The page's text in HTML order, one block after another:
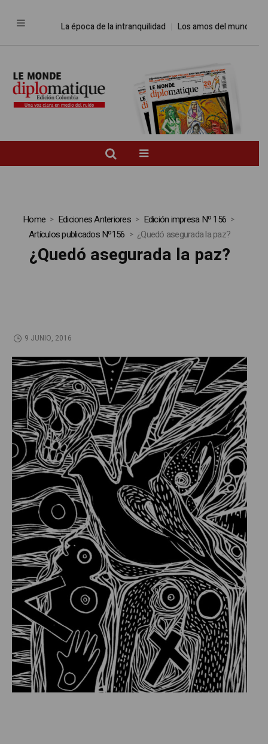
La época de la intranquilidad Los amos del mundo
Home Ediciones Anteriores
Edición impresa Nº 156
Artículos publicados Nº156
¿Quedó asegurada la paz?
¿Quedó asegurada la paz?
9 JUNIO, 2016